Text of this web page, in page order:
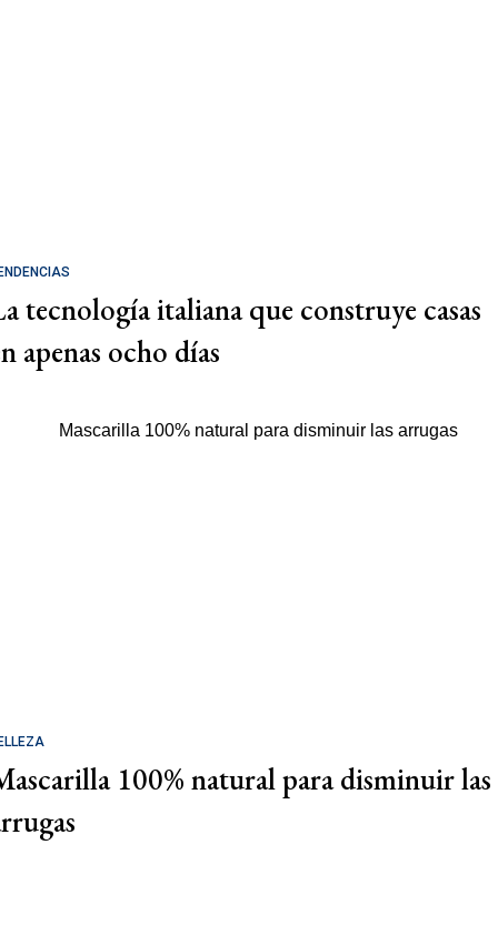
tecnología italiana que construye casas
apenas ocho días
100% natural para disminuir las